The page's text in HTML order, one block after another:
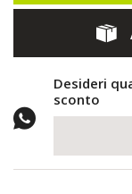
Desideri
sconto